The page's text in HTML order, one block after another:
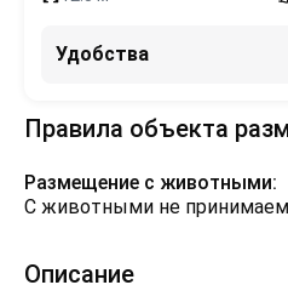
Удобства
Правила объекта
Размещение с животными:
С животными не принимаем
Описание